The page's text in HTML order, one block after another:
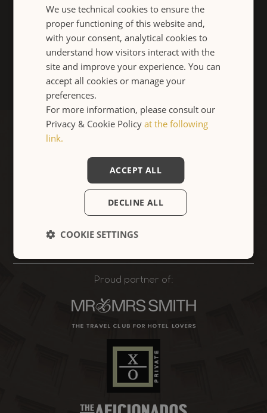
Milano Da Non Perdere Ins & Outs
Cosa Dicono di noi Gallery Contattateci
info@crossingcondotti.com
Chiamateci:
Seguiteci:
Proud partner of:
ITALIANO
We use technical cookies to ensure the
proper functioning of this website and,
with your consent, analytical cookies to
understand how visitors interact with the
site and improve your experience. You can
accept all cookies or manage your
preferences.
For more information, please consult our
Privacy & Cookie Policy at the following
link.
ACCEPT ALL
DECLINE ALL
COOKIE SETTINGS